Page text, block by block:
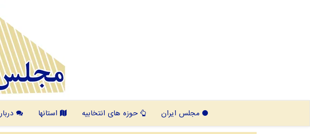
مجلس ایران حوزه های انتخابیه استانها